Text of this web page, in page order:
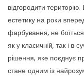
відгородити
естетику на роки
фарбування, не
як у класичній, так і в
рішення, яке поєднує
стане одним із